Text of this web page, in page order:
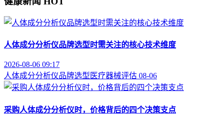
人体成分分析仪品牌选型时需关注的核心技术维度
2026-08-06 09:17
人体成分分析仪品牌选型 医疗器械评估 08-06
采购人体成分分析仪时，价格背后的四个决策支点